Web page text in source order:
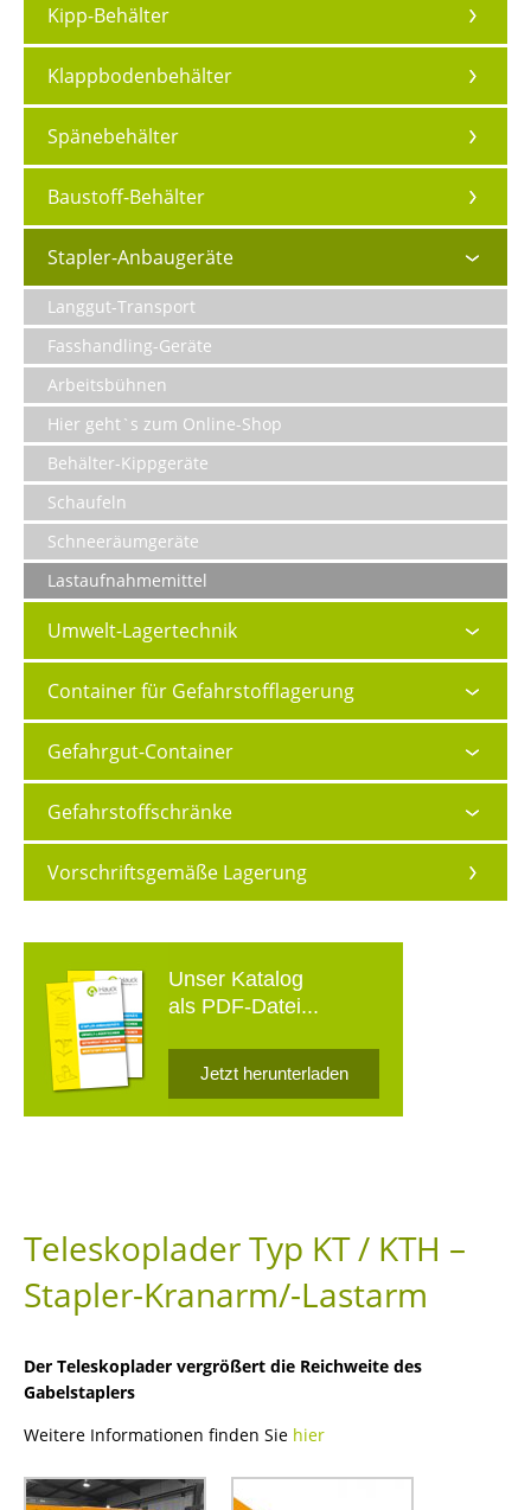
Kipp-Behälter
Klappbodenbehälter
Spänebehälter
Baustoff-Behälter
Stapler-Anbaugeräte
Langgut-Transport
Fasshandling-Geräte
Arbeitsbühnen
Hier geht`s zum Online-Shop
Behälter-Kippgeräte
Schaufeln
Schneeräumgeräte
Lastaufnahmemittel
Umwelt-Lagertechnik
Container für Gefahrstofflagerung
Gefahrgut-Container
Gefahrstoffschränke
Vorschriftsgemäße Lagerung
Unser Katalog
als PDF-Datei...
Jetzt herunterladen
Teleskoplader Typ KT / KTH –
Stapler-Kranarm/-Lastarm
Der Teleskoplader vergrößert die Reichweite des
Gabelstaplers
Weitere Informationen finden Sie hier